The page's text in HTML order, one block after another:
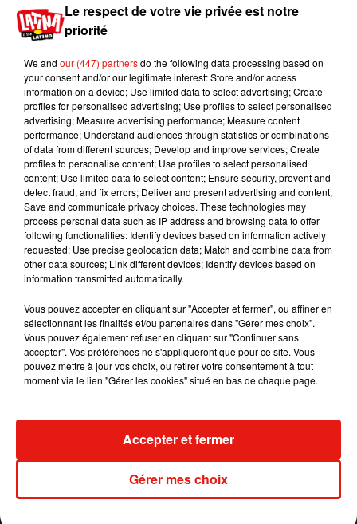
Publié : 5 novembre 2020 à 16h15 par A.L.
domestiques dressée par l’État, à l'instar du
chien, du chat, du cheval ou du bœuf, celui-ci ne
quiest "un animal détenu ou destiné à être
détenu par l'homme pour son agrément. Ce
n'est pas nécessairement un animal
domestique, ni même nécessairement un animal
apprivoisé" , expliquele Service Public.
pic.twitter.com/dHw6ZIiww7
— lo’ (@loanfrgd)November 2, 2020
L’attestation de déplacement dérogatoire au
confinement est néanmoins très stricte : les
sorties sont autorisées pour des"déplacements
brefs, dans la limite d’une heure quotidienne et
domicile, liés […] aux besoins des animaux de
compagnie".
Mundo Latino
Guatemala : l'éruption du volcan
Le respect de votre vie privée est notre
priorité
We and our (447) partnersdo the following data processing based on
your consent and/or our legitimate interest: Store and/or access
information on a device; Use limited data to select advertising; Create
profiles for personalised advertising; Use profiles to select personalised
advertising; Measure advertising performance; Measure content
performance; Understand audiences through statistics or combinations
of data from different sources; Develop and improve services; Create
profiles to personalise content; Use profiles to select personalised
content; Use limited data to select content; Ensure security, prevent and
detect fraud, and fix errors; Deliver and present advertising and content;
Save and communicate privacy choices. These technologies may
process personal data such as IP address and browsing data to offer
following functionalities: Identify devices based on information actively
requested; Use precise geolocation data; Match and combine data from
other data sources; Link different devices; Identify devices based on
information transmitted automatically.
Vous pouvez accepter en cliquant sur "Accepter et fermer", ou affiner en
sélectionnant les finalités et/ou partenaires dans "Gérer mes choix".
Vous pouvez également refuser en cliquant sur "Continuer sans
accepter". Vos préférences ne s'appliqueront que pour ce site. Vous
pouvez mettre à jour vos choix, ou retirer votre consentement à tout
moment via le lien "Gérer les cookies" situé en bas de chaque page.
Gérer mes choix
Accepter et fermer